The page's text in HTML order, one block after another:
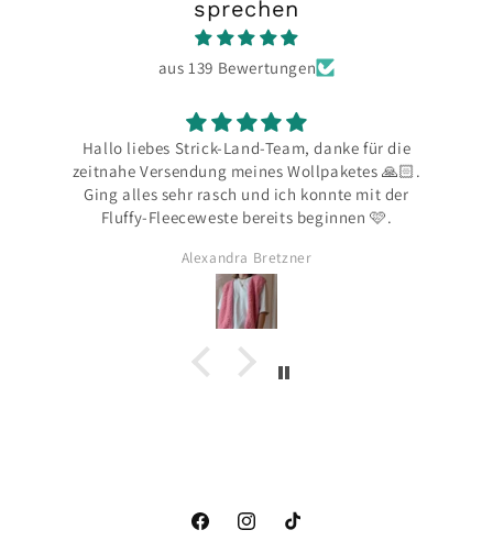
sprechen
aus 139 Bewertungen
Hallo liebes Strick-Land-Team, danke für die
zeitnahe Versendung meines Wollpaketes 🙏🏻.
Ging alles sehr rasch und ich konnte mit der
Fluffy-Fleeceweste bereits beginnen 🩷.
Alexandra Bretzner
FacebookInstagramTikTok